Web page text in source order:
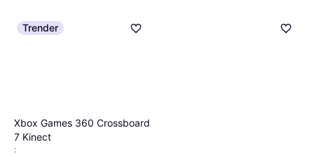
Trender
Xbox Games 360 Crossboard
7 Kinect
: